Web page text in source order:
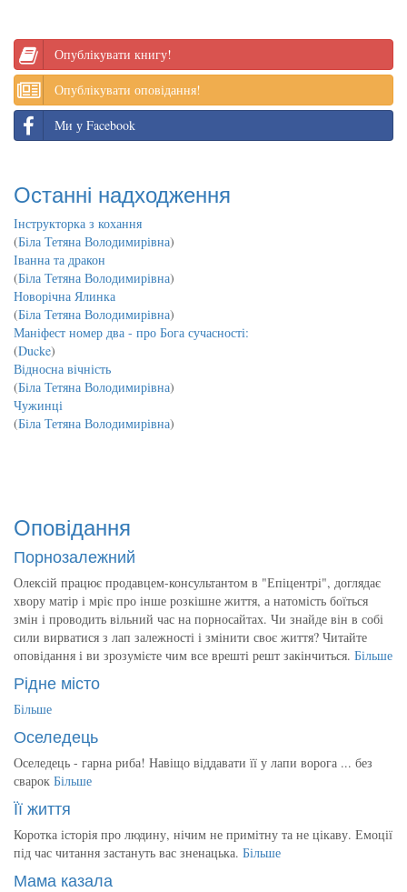
Опублікувати книгу!
Опублікувати оповідання!
Ми у Facebook
Останні надходження
Інструкторка з кохання
(Біла Тетяна Володимирівна)
Іванна та дракон
(Біла Тетяна Володимирівна)
Новорічна Ялинка
(Біла Тетяна Володимирівна)
Маніфест номер два - про Бога сучасності:
(Ducke)
Відносна вічність
(Біла Тетяна Володимирівна)
Чужинці
(Біла Тетяна Володимирівна)
Оповідання
Порнозалежний
Олексій працює продавцем-консультантом в "Епіцентрі", доглядає
хвору матір і мріє про інше розкішне життя, а натомість боїться
змін і проводить вільний час на порносайтах. Чи знайде він в собі
сили вирватися з лап залежності і змінити своє життя? Читайте
оповідання і ви зрозумієте чим все врешті решт закінчиться. Більше
Рідне місто
Більше
Оселедець
Оселедець - гарна риба! Навіщо віддавати її у лапи ворога ... без
сварок Більше
Її життя
Коротка історія про людину, нічим не примітну та не цікаву. Емоції
під час читання застануть вас зненацька. Більше
Мама казала